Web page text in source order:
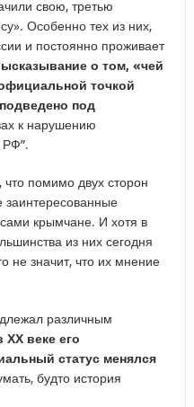
свою, третью
Особенно тех из них,
и постоянно проживает
о том, «чей
точкой
под
к нарушению
РФ”.
помимо двух сторон
заинтересованные
крымчане. И хотя в
из них сегодня
не значит, что их мнение
различным
ХХ веке его
статус менялся
будто история